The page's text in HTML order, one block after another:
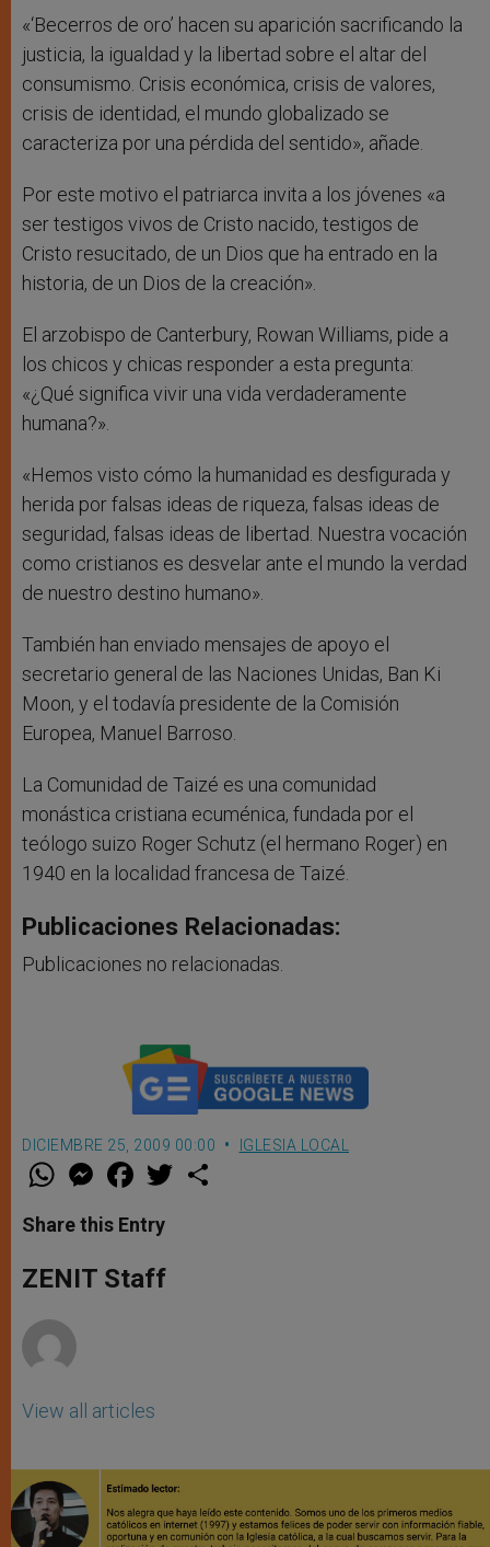
«‘Becerros de oro’ hacen su aparición sacrificando la
justicia, la igualdad y la libertad sobre el altar del
consumismo. Crisis económica, crisis de valores,
crisis de identidad, el mundo globalizado se
caracteriza por una pérdida del sentido», añade.
Por este motivo el patriarca invita a los jóvenes «a
ser testigos vivos de Cristo nacido, testigos de
Cristo resucitado, de un Dios que ha entrado en la
historia, de un Dios de la creación».
El arzobispo de Canterbury, Rowan Williams, pide a
los chicos y chicas responder a esta pregunta:
«¿Qué significa vivir una vida verdaderamente
humana?».
«Hemos visto cómo la humanidad es desfigurada y
herida por falsas ideas de riqueza, falsas ideas de
seguridad, falsas ideas de libertad. Nuestra vocación
como cristianos es desvelar ante el mundo la verdad
de nuestro destino humano».
También han enviado mensajes de apoyo el
secretario general de las Naciones Unidas, Ban Ki
Moon, y el todavía presidente de la Comisión
Europea, Manuel Barroso.
La Comunidad de Taizé es una comunidad
monástica cristiana ecuménica, fundada por el
teólogo suizo Roger Schutz (el hermano Roger) en
1940 en la localidad francesa de Taizé.
Publicaciones Relacionadas:
Publicaciones no relacionadas.
DICIEMBRE 25, 2009 00:00 IGLESIA LOCAL
W
t
s
p
p
M
e
s
e
g
e
F
a
e
b
o
k
w
Share this Entry
ZENIT Staff
View all articles